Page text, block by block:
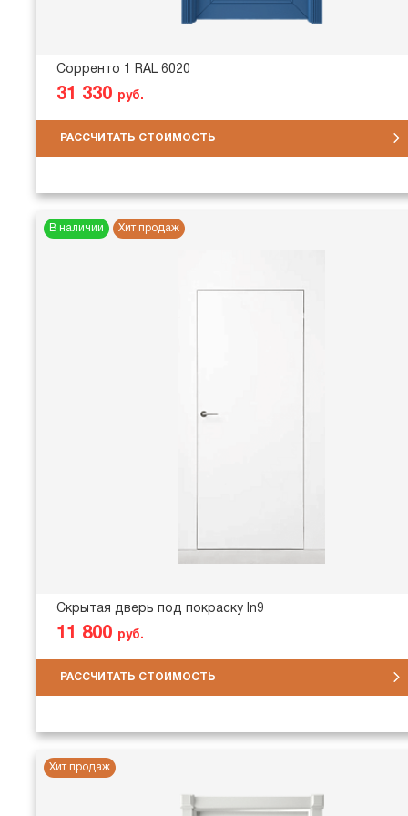
Сорренто 1 RAL 6020
31 330 руб.
РАССЧИТАТЬ СТОИМОСТЬ
В наличии Хит продаж
Скрытая дверь под покраску In9
11 800 руб.
РАССЧИТАТЬ СТОИМОСТЬ
Хит продаж